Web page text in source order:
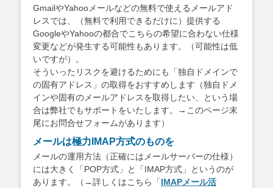
GmailやYahooメールなどの無料で使えるメールアド
レスでは、（無料で利用できるだけに）提供する
GoogleやYahooの都合でこちらの希望に合わない仕様
変更などが発生する可能性もあります。（可能性は低
いですが）。
そういったリスクを避けるためにも「独自ドメインで
の固有アドレス」の取得をおすすめします（独自ドメ
インや固有のメールアドレスを取得したい、という場
合は弊社でもサポートをいたします。→このページ末
尾にお問合せフォームがあります）
メールは極力IMAP方式のものを
メールの運用方法（正確にはメールサーバーの仕様）
には大きく「POP方式」と「IMAP方式」というのが
あります。（→詳しくはこちら「IMAPメール活